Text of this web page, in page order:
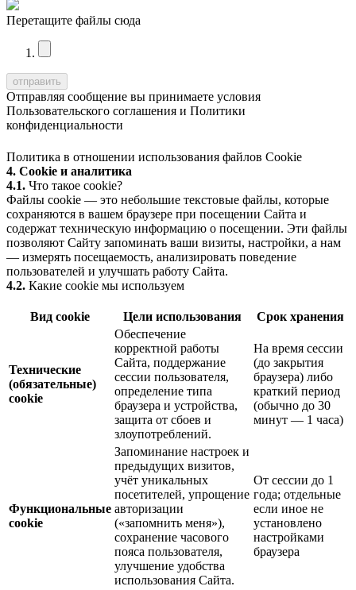
Перетащите файлы сюда
Отправляя сообщение вы принимаете условия
Пользовательского соглашения и Политики
конфиденциальности
Политика в отношении использования файлов Cookie
4. Cookie и аналитика
4.1. Что такое cookie?
Файлы cookie — это небольшие текстовые файлы, которые
сохраняются в вашем браузере при посещении Сайта и
содержат техническую информацию о посещении. Эти файлы
позволяют Сайту запоминать ваши визиты, настройки, а нам
— измерять посещаемость, анализировать поведение
пользователей и улучшать работу Сайта.
4.2. Какие cookie мы используем
Вид cookie Цели использования Срок хранения
Технические
(обязательные)
cookie
Обеспечение
корректной работы
Сайта, поддержание
сессии пользователя,
определение типа
браузера и устройства,
защита от сбоев и
злоупотреблений.
На время сессии
(до закрытия
браузера) либо
краткий период
(обычно до 30
минут — 1 часа)
Функциональные
cookie
Запоминание настроек и
предыдущих визитов,
учёт уникальных
посетителей, упрощение
авторизации
(«запомнить меня»),
сохранение часового
пояса пользователя,
улучшение удобства
использования Сайта.
От сессии до 1
года; отдельные
если иное не
установлено
настройками
браузера